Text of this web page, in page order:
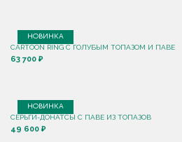
НОВИНКА
CARTOON RING С ГОЛУБЫМ ТОПАЗОМ И ПАВЕ
63 700 ₽
НОВИНКА
СЕРЬГИ-ДОНАТСЫ С ПАВЕ ИЗ ТОПАЗОВ
49 600 ₽